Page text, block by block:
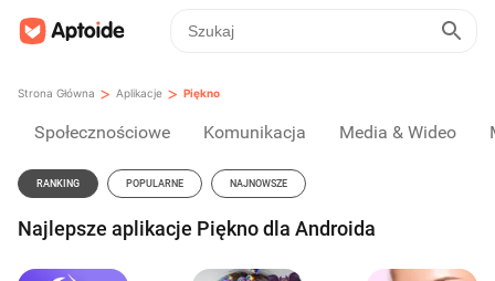
Strona Główna > Aplikacje > Piękno
Społecznościowe Komunikacja Media & Wideo
RANKING POPULARNE NAJNOWSZE
Najlepsze aplikacje Piękno dla Androida